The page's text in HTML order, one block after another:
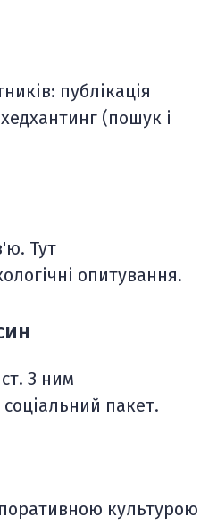
публікація
(пошук і
Тут
опитування.
З ним
пакет.
культурою